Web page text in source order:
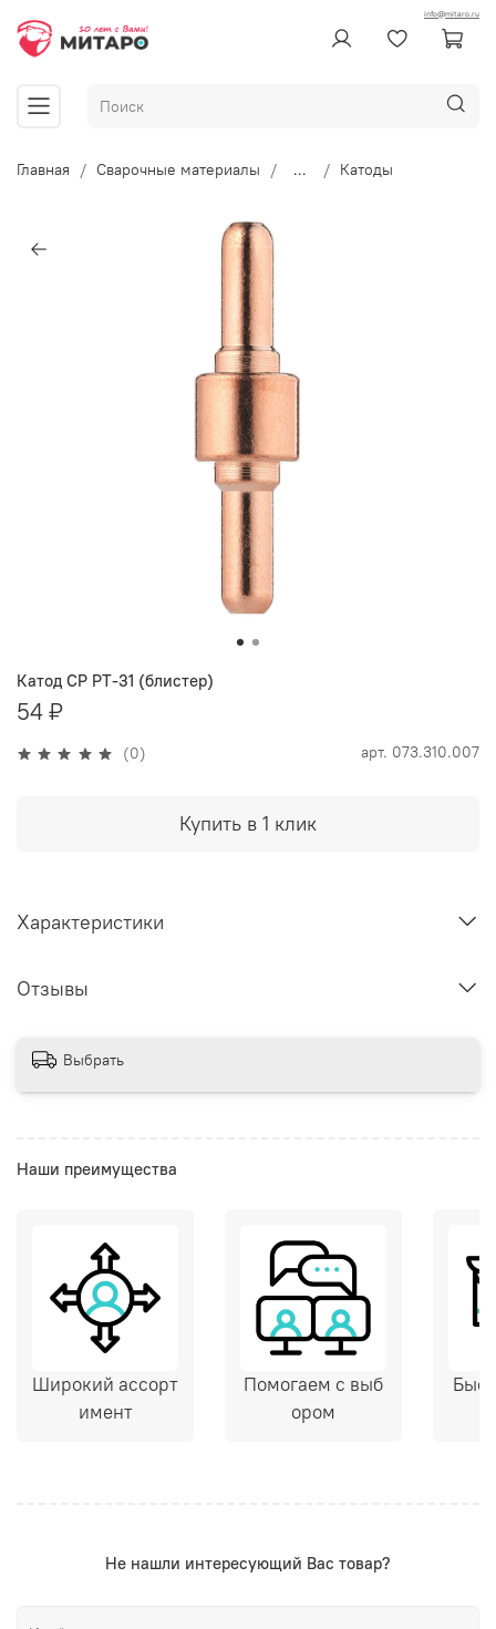
info@mitaro.ru
Главная Сварочные материалы ... Катоды
(0) арт. 073.310.007
Катод CP PT-31 (блистер)
54 ₽
Купить в 1 клик
Характеристики
Отзывы
Выбрать
Наши преимущества
Широкий ассорт
имент
Помогаем с выб
ором
Не нашли интересующий Вас товар?